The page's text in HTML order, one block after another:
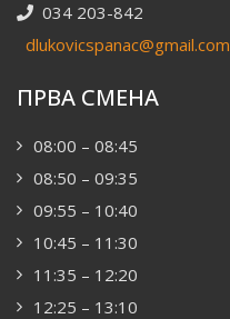
034 203-842
dlukovicspanac@gmail.com
ПРВА СМЕНА
08:00 – 08:45
08:50 – 09:35
09:55 – 10:40
10:45 – 11:30
11:35 – 12:20
12:25 – 13:10